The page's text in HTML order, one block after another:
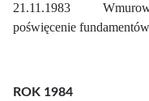
21.11.1983
poświęcenie
ROK 1984